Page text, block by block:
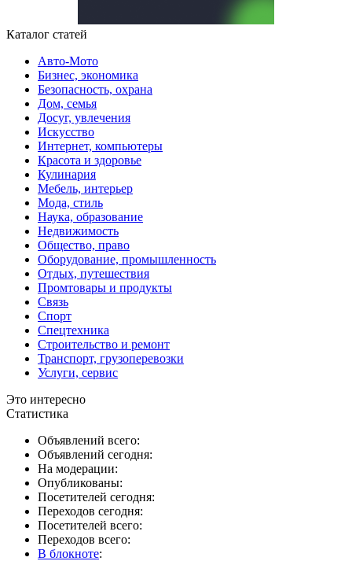
Каталог статей
Авто-Мото
Бизнес, экономика
Безопасность, охрана
Дом, семья
Досуг, увлечения
Искусство
Интернет, компьютеры
Красота и здоровье
Кулинария
Мебель, интерьер
Мода, стиль
Наука, образование
Недвижимость
Общество, право
Оборудование, промышленность
Отдых, путешествия
Промтовары и продукты
Связь
Спорт
Спецтехника
Строительство и ремонт
Транспорт, грузоперевозки
Услуги, сервис
Это интересно
Статистика
Объявлений всего:
Объявлений сегодня:
На модерации:
Опубликованы:
Посетителей сегодня:
Переходов сегодня:
Посетителей всего:
Переходов всего:
В блокноте: